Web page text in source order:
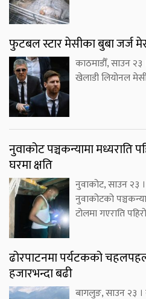
फुटबल स्टार मेसीका बुबा जर्ज
काठमाडौँ, साउन २३
खेलाडी लियोनल
नुवाकोट पञ्चकन्यामा मध्यराति
घरमा क्षति
नुवाकोट, साउन २३
नुवाकोटको
टोलमा गएराति
ढोरपाटनमा पर्यटकको
हजारभन्दा बढी
बागलुङ, साउन २३